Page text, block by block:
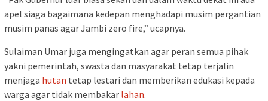
apel siaga bagaimana kedepan menghadapi musim pergantian
musim panas agar Jambi zero fire,” ucapnya.
Sulaiman Umar juga mengingatkan agar peran semua pihak
yakni pemerintah, swasta dan masyarakat tetap terjalin
menjaga hutan tetap lestari dan memberikan edukasi kepada
warga agar tidak membakar lahan.